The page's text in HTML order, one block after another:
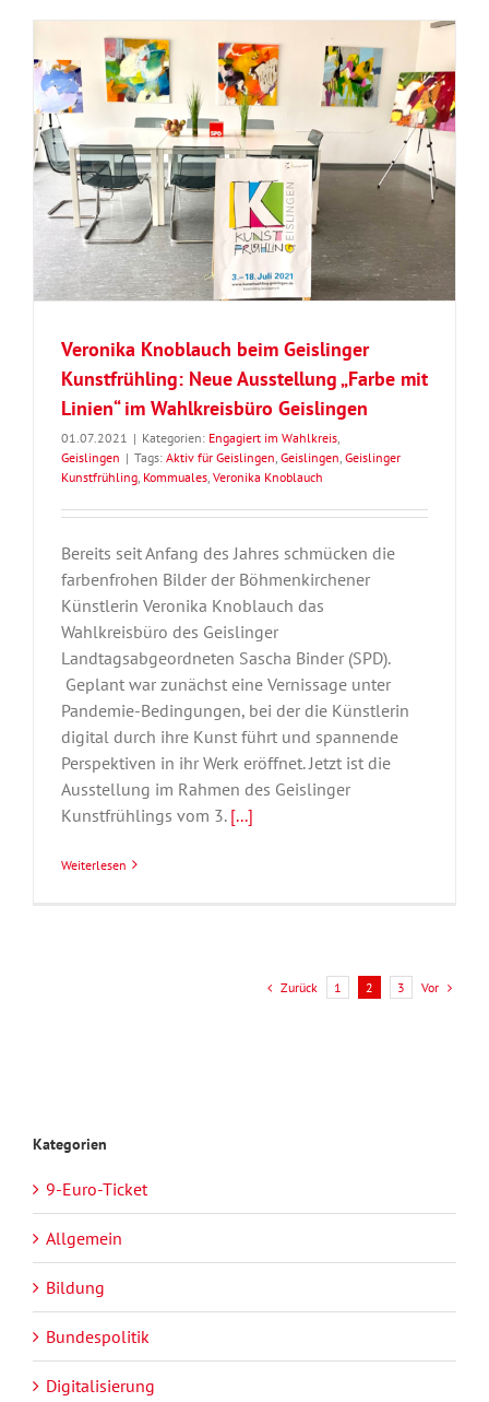
Veronika Knoblauch beim Geislinger
Kunstfrühling: Neue Ausstellung „Farbe mit
Linien“ im Wahlkreisbüro Geislingen
01.07.2021 | Kategorien: Engagiert im Wahlkreis
Geislingen | Tags: Aktiv für Geislingen Geislingen Geislinger
Kunstfrühling Kommuales Veronika Knoblauch
Bereits seit Anfang des Jahres schmücken die
farbenfrohen Bilder der Böhmenkirchener
Künstlerin Veronika Knoblauch das
Wahlkreisbüro des Geislinger
Landtagsabgeordneten Sascha Binder (SPD).
Geplant war zunächst eine Vernissage unter
Pandemie-Bedingungen, bei der die Künstlerin
digital durch ihre Kunst führt und spannende
Perspektiven in ihr Werk eröffnet. Jetzt ist die
Ausstellung im Rahmen des Geislinger
Kunstfrühlings vom 3. [...]
Weiterlesen
Zurück 1 2 3 Vor
Kategorien
9-Euro-Ticket
Allgemein
Bildung
Bundespolitik
Digitalisierung